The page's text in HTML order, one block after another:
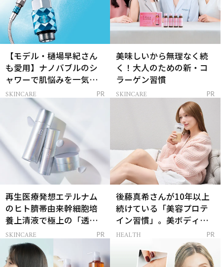
【モデル・樋場早紀さん
も愛用】ナノバブルのシ
ャワーで肌悩みを一気に
解決
SKINCARE PR
美味しいから無理なく続
く！大人のための新・コ
ラーゲン習慣
SKINCARE PR
再生医療発想エテルナム
のヒト臍帯由来幹細胞培
養上清液で極上の「透明
感ハリ肌」へ
SKINCARE PR
後藤真希さんが10年以上
続けている「美容プロテ
イン習慣」。美ボディを
支える朝ルーティンと
HEALTH PR